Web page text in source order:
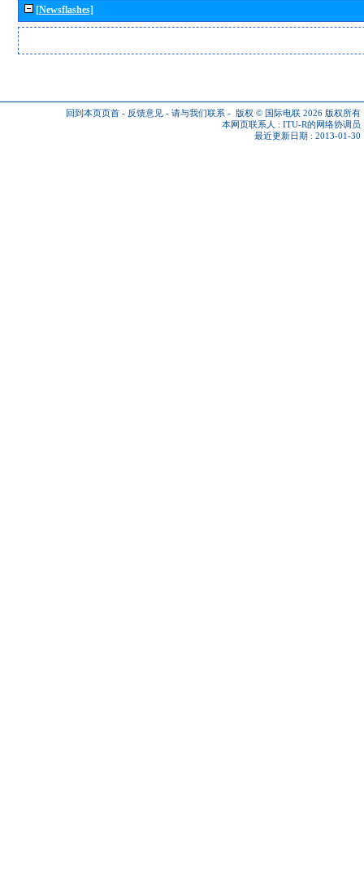
[Newsflashes]
回到本页页首 - 反馈意见 - 请与我们联系 - 版权 © 国际电联 2026 版权所有
本网页联系人 : ITU-R的网络协调员
最近更新日期 : 2013-01-30